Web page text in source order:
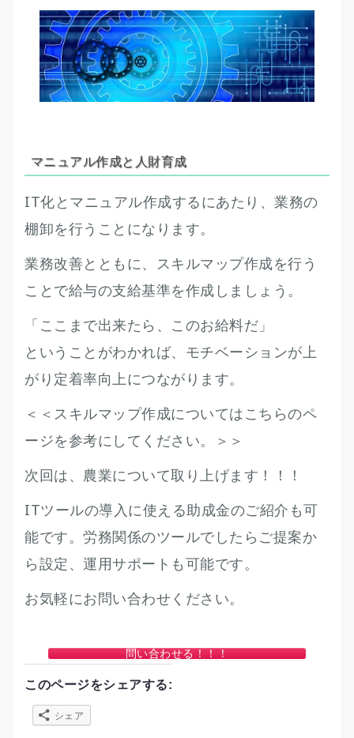
マニュアル作成と人財育成
IT化とマニュアル作成するにあたり、業務の
棚卸を行うことになります。
業務改善とともに、スキルマップ作成を行う
ことで給与の支給基準を作成しましょう。
「ここまで出来たら、このお給料だ」
ということがわかれば、モチベーションが上
がり定着率向上につながります。
＜＜スキルマップ作成についてはこちらのペ
ージを参考にしてください。＞＞
次回は、農業について取り上げます！！！
ITツールの導入に使える助成金のご紹介も可
能です。労務関係のツールでしたらご提案か
ら設定、運用サポートも可能です。
お気軽にお問い合わせください。
問い合わせる！！！
このページをシェアする:
シェア